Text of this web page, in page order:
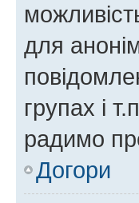
для
групах і
радимо
Догори